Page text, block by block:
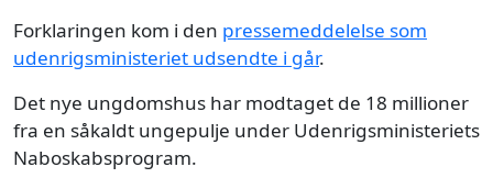
Forklaringen kom i den pressemeddelelse som
udenrigsministeriet udsendte i går.
Det nye ungdomshus har modtaget de 18 millioner
fra en såkaldt ungepulje under Udenrigsministeriets
Naboskabsprogram.